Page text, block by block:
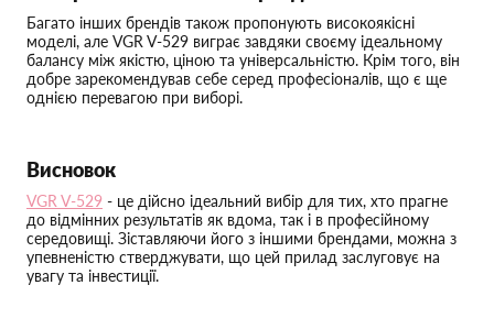
Багато інших брендів також пропонують високоякісні
моделі, але VGR V-529 виграє завдяки своєму ідеальному
балансу між якістю, ціною та універсальністю. Крім того, він
добре зарекомендував себе серед професіоналів, що є ще
однією перевагою при виборі.
Висновок
VGR V-529 - це дійсно ідеальний вибір для тих, хто прагне
до відмінних результатів як вдома, так і в професійному
середовищі. Зіставляючи його з іншими брендами, можна з
упевненістю стверджувати, що цей прилад заслуговує на
увагу та інвестиції.